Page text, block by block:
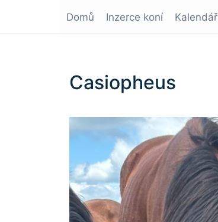
Domů Inzerce koní Kalendář
Casiopheus